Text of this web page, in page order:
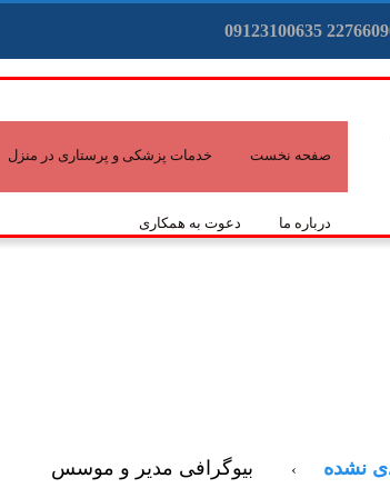
صفحه نخست خدمات پزشکی و پرستاری در منزل
درباره ما دعوت به همکاری
نشده › بیوگرافی مدیر و موسس